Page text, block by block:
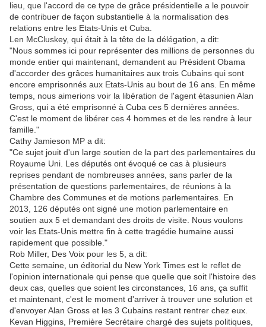
lieu, que l'accord de ce type de grâce présidentielle a le pouvoir
de contribuer de façon substantielle à la normalisation des
relations entre les Etats-Unis et Cuba.
Len McCluskey, qui était à la tête de la délégation, a dit:
"Nous sommes ici pour représenter des millions de personnes du
monde entier qui maintenant, demandent au Président Obama
d'accorder des grâces humanitaires aux trois Cubains qui sont
encore emprisonnés aux Etats-Unis au bout de 16 ans. En même
temps, nous aimerions voir la libération de l'agent étasunien Alan
Gross, qui a été emprisonné à Cuba ces 5 dernières années.
C'est le moment de libérer ces 4 hommes et de les rendre à leur
famille."
Cathy Jamieson MP a dit:
"Ce sujet jouit d'un large soutien de la part des parlementaires du
Royaume Uni. Les députés ont évoqué ce cas à plusieurs
reprises pendant de nombreuses années, sans parler de la
présentation de questions parlementaires, de réunions à la
Chambre des Communes et de motions parlementaires. En
2013, 126 députés ont signé une motion parlementaire en
soutien aux 5 et demandant des droits de visite. Nous voulons
voir les Etats-Unis mettre fin à cette tragédie humaine aussi
rapidement que possible."
Rob Miller, Des Voix pour les 5, a dit:
Cette semaine, un éditorial du New York Times est le reflet de
l'opinion internationale qui pense que quelle que soit l'histoire des
deux cas, quelles que soient les circonstances, 16 ans, ça suffit
et maintenant, c'est le moment d'arriver à trouver une solution et
d'envoyer Alan Gross et les 3 Cubains restant rentrer chez eux.
Kevan Higgins, Première Secrétaire chargé des sujets politiques,